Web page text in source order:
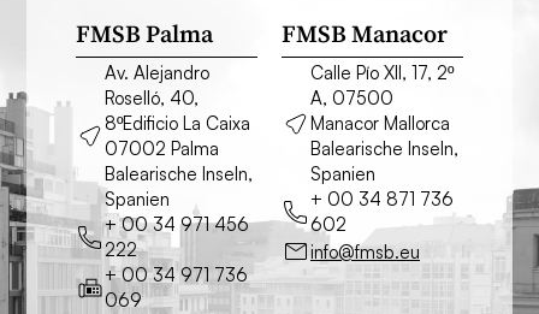
FMSB Palma
Av. Alejandro
Roselló, 40,
8ºEdificio La Caixa
07002 Palma
Balearische Inseln,
Spanien
+ 00 34 971 456
222
+ 00 34 971 736
069
FMSB Manacor
Calle Pío XII, 17, 2º
A, 07500
Manacor Mallorca
Balearische Inseln,
Spanien
+ 00 34 871 736
602
info@fmsb.eu